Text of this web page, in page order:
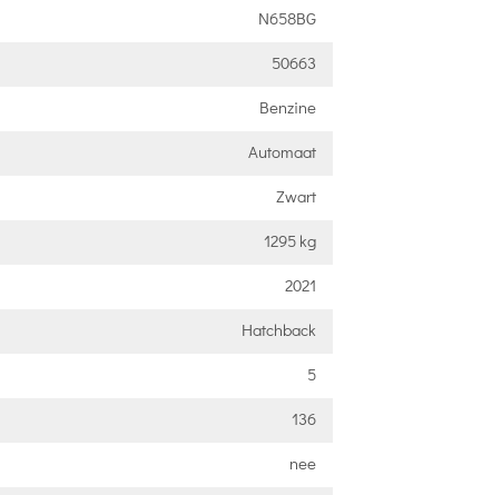
N658BG
50663
Benzine
Automaat
Zwart
1295 kg
2021
Hatchback
5
136
nee